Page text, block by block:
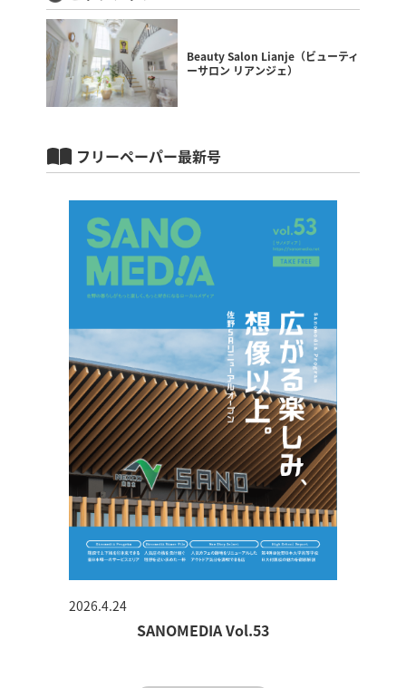
Beauty Salon Lianje（ビューティ
ーサロン リアンジェ）
フリーペーパー最新号
SANOMEDIA Vol.53
2026.4.24